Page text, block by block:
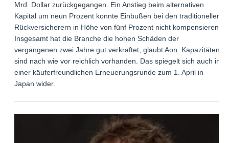
Mrd. Dollar zurückgegangen. Ein Anstieg beim alternativen
Kapital um neun Prozent konnte Einbußen bei den traditionellen
Rückversicherern in Höhe von fünf Prozent nicht kompensieren.
Insgesamt hat die Branche die hohen Schäden der
vergangenen zwei Jahre gut verkraftet, glaubt Aon. Kapazitäten
sind nach wie vor reichlich vorhanden. Das spiegelt sich auch in
einer käuferfreundlichen Erneuerungsrunde zum 1. April in
Japan wider.